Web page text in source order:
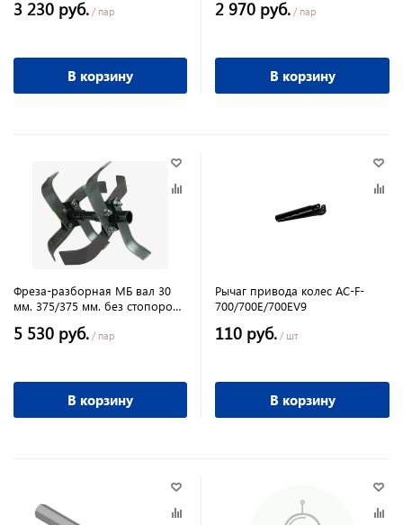
3 230 руб. / пар
В корзину
2 970 руб. / пар
В корзину
Фреза-разборная МБ вал 30
мм. 375/375 мм. без стопоров
5 530 руб. / пар
В корзину
Рычаг привода колес AC-F-
700/700E/700EV9
110 руб. / шт
В корзину